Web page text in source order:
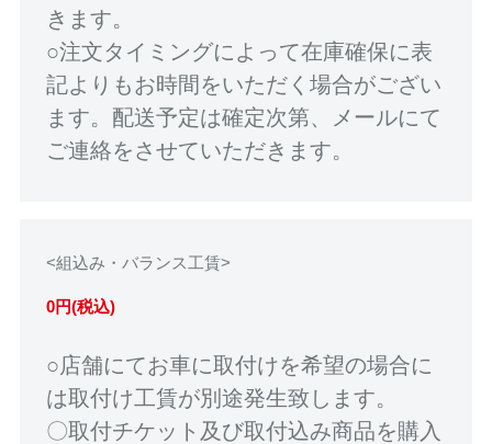
きます。
○注文タイミングによって在庫確保に表
記よりもお時間をいただく場合がござい
ます。配送予定は確定次第、メールにて
ご連絡をさせていただきます。
<組込み・バランス工賃>
0円(税込)
○店舗にてお車に取付けを希望の場合に
は取付け工賃が別途発生致します。
〇取付チケット及び取付込み商品を購入